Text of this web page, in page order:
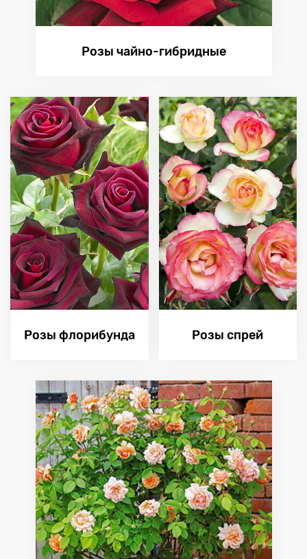
Розы чайно-гибридные
Розы флорибунда Розы спрей